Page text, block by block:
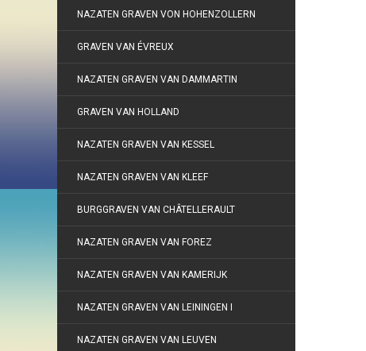
NAZATEN GRAVEN VON HOHENZOLLERN
GRAVEN VAN ÉVREUX
NAZATEN GRAVEN VAN DAMMARTIN
GRAVEN VAN HOLLAND
NAZATEN GRAVEN VAN KESSEL
NAZATEN GRAVEN VAN KLEEF
BURGGRAVEN VAN CHÂTELLERAULT
NAZATEN GRAVEN VAN FOREZ
NAZATEN GRAVEN VAN KAMERIJK
NAZATEN GRAVEN VAN LEININGEN I
NAZATEN GRAVEN VAN LEUVEN